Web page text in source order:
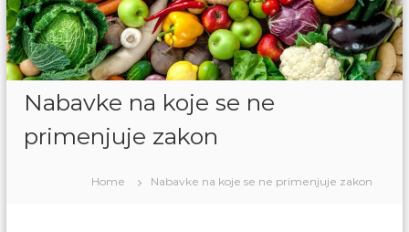
o
c
o
n
t
Nabavke na koje se ne
primenjuje zakon
Home Nabavke na koje se ne primenjuje zakon